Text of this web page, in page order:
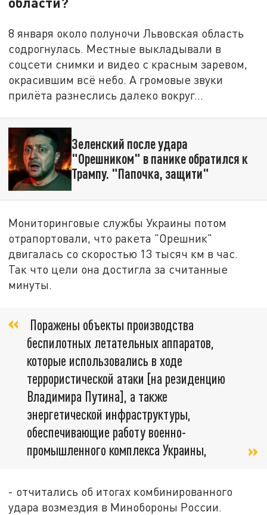
8 января около полуночи Львовская область
содрогнулась. Местные выкладывали в
соцсети снимки и видео с красным заревом,
окрасившим всё небо. А громовые звуки
прилёта разнеслись далеко вокруг…
Зеленский после удара
"Орешником" в панике обратился к
Трампу. "Папочка, защити"
Мониторинговые службы Украины потом
отрапортовали, что ракета "Орешник"
двигалась со скоростью 13 тысяч км в час.
Так что цели она достигла за считанные
минуты.
Поражены объекты производства
беспилотных летательных аппаратов,
которые использовались в ходе
террористической атаки [на резиденцию
Владимира Путина], а также
энергетической инфраструктуры,
обеспечивающие работу военно-
промышленного комплекса Украины,
- отчитались об итогах комбинированного
удара возмездия в Минобороны России.